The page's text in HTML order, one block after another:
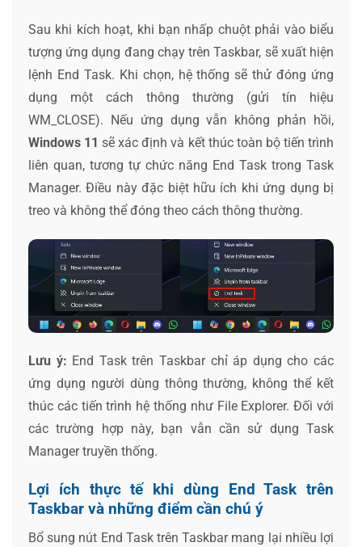
Sau khi kích hoạt, khi bạn nhấp chuột phải vào biểu
tượng ứng dụng đang chạy trên Taskbar, sẽ xuất hiện
lệnh End Task. Khi chọn, hệ thống sẽ thử đóng ứng
dụng một cách thông thường (gửi tín hiệu
WM_CLOSE). Nếu ứng dụng vẫn không phản hồi,
Windows 11 sẽ xác định và kết thúc toàn bộ tiến trình
liên quan, tương tự chức năng End Task trong Task
Manager. Điều này đặc biệt hữu ích khi ứng dụng bị
treo và không thể đóng theo cách thông thường.
Lưu ý: End Task trên Taskbar chỉ áp dụng cho các
ứng dụng người dùng thông thường, không thể kết
thúc các tiến trình hệ thống như File Explorer. Đối với
các trường hợp này, bạn vẫn cần sử dụng Task
Manager truyền thống.
Lợi ích thực tế khi dùng End Task trên
Taskbar và những điểm cần chú ý
Bổ sung nút End Task trên Taskbar mang lại nhiều lợi